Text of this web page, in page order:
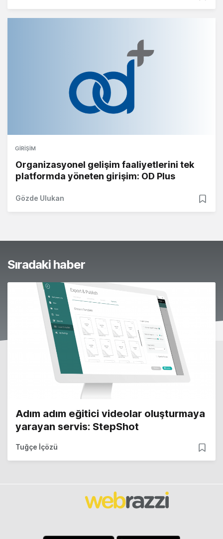
GIRIŞIM
Organizasyonel gelişim faaliyetlerini tek
platformda yöneten girişim: OD Plus
Gözde Ulukan
Sıradaki haber
Adım adım eğitici videolar oluşturmaya
yarayan servis: StepShot
Tuğçe İçözü